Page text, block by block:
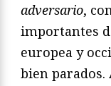
adversario,
importantes
europea y
bien